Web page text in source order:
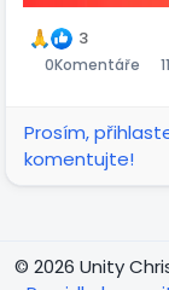
Thank you for
Gospel, hope,
3
0Komentáře
Prosím,
komentujte!
© 2026 Unity